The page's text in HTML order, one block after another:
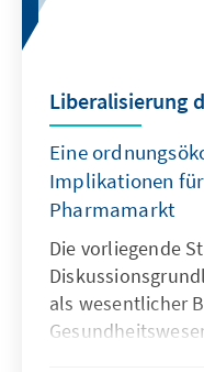
Liberalisierung
Eine
Implikationen
Pharmamarkt
Die vorliegende
als wesentlicher